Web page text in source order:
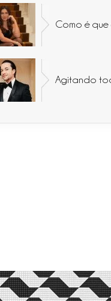
Como é que
Agitando